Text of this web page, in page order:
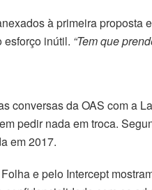
à primeira
esforço inútil. “Tem que
conversas da OAS com a
pedir nada em troca.
em 2017.
e pelo Intercept